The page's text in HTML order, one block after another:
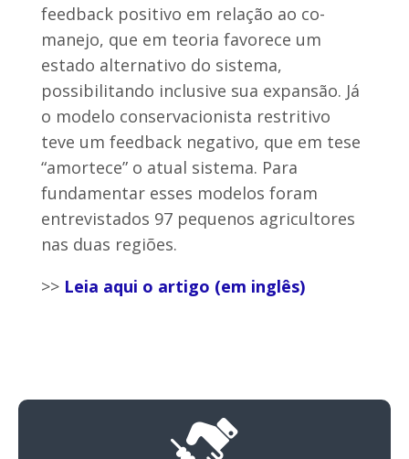
feedback positivo em relação ao co-
manejo, que em teoria favorece um
estado alternativo do sistema,
possibilitando inclusive sua expansão. Já
o modelo conservacionista restritivo
teve um feedback negativo, que em tese
“amortece” o atual sistema. Para
fundamentar esses modelos foram
entrevistados 97 pequenos agricultores
nas duas regiões.
>> Leia aqui o artigo (em inglês)